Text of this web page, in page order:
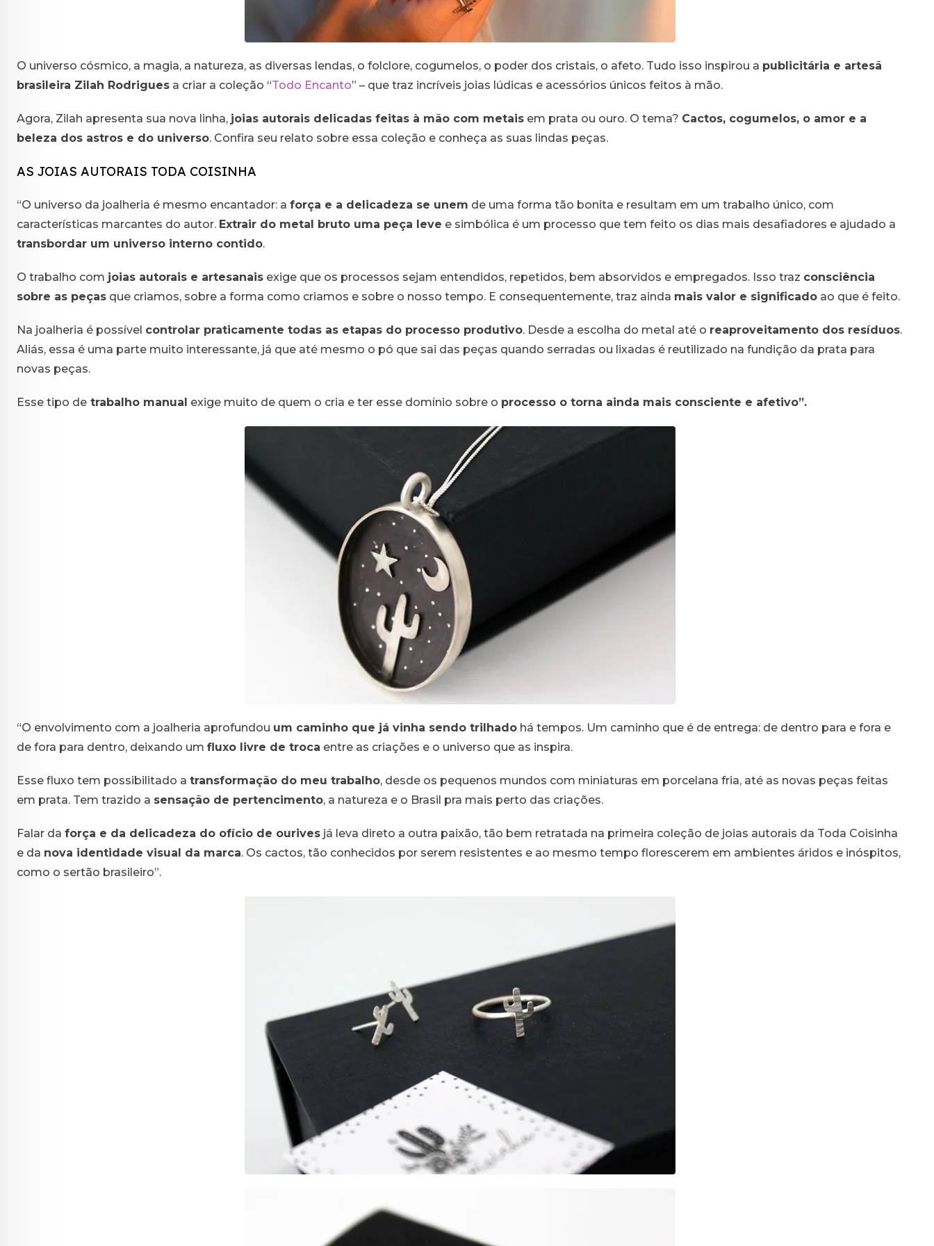
O universo cósmico, a magia, a natureza, as diversas lendas, o folclore, cogumelos, o poder dos cristais, o afeto. Tudo isso inspirou a publicitária e artesã
brasileira Zilah Rodrigues a criar a coleção “Todo Encanto” – que traz incríveis joias lúdicas e acessórios únicos feitos à mão.
Agora, Zilah apresenta sua nova linha, joias autorais delicadas feitas à mão com metais em prata ou ouro. O tema? Cactos, cogumelos, o amor e a
beleza dos astros e do universo. Confira seu relato sobre essa coleção e conheça as suas lindas peças.
AS JOIAS AUTORAIS TODA COISINHA
“O universo da joalheria é mesmo encantador: a força e a delicadeza se unem de uma forma tão bonita e resultam em um trabalho único, com
características marcantes do autor. Extrair do metal bruto uma peça leve e simbólica é um processo que tem feito os dias mais desafiadores e ajudado a
transbordar um universo interno contido.
O trabalho com joias autorais e artesanais exige que os processos sejam entendidos, repetidos, bem absorvidos e empregados. Isso traz consciência
sobre as peças que criamos, sobre a forma como criamos e sobre o nosso tempo. E consequentemente, traz ainda mais valor e significado ao que é feito.
Na joalheria é possível controlar praticamente todas as etapas do processo produtivo. Desde a escolha do metal até o reaproveitamento dos resíduos.
Aliás, essa é uma parte muito interessante, já que até mesmo o pó que sai das peças quando serradas ou lixadas é reutilizado na fundição da prata para
novas peças.
Esse tipo de trabalho manual exige muito de quem o cria e ter esse domínio sobre o processo o torna ainda mais consciente e afetivo”.
“O envolvimento com a joalheria aprofundou um caminho que já vinha sendo trilhado há tempos. Um caminho que é de entrega: de dentro para e fora e
de fora para dentro, deixando um fluxo livre de troca entre as criações e o universo que as inspira.
Esse fluxo tem possibilitado a transformação do meu trabalho, desde os pequenos mundos com miniaturas em porcelana fria, até as novas peças feitas
em prata. Tem trazido a sensação de pertencimento, a natureza e o Brasil pra mais perto das criações.
Falar da força e da delicadeza do ofício de ourives já leva direto a outra paixão, tão bem retratada na primeira coleção de joias autorais da Toda Coisinha
e da nova identidade visual da marca. Os cactos, tão conhecidos por serem resistentes e ao mesmo tempo florescerem em ambientes áridos e inóspitos,
como o sertão brasileiro”.